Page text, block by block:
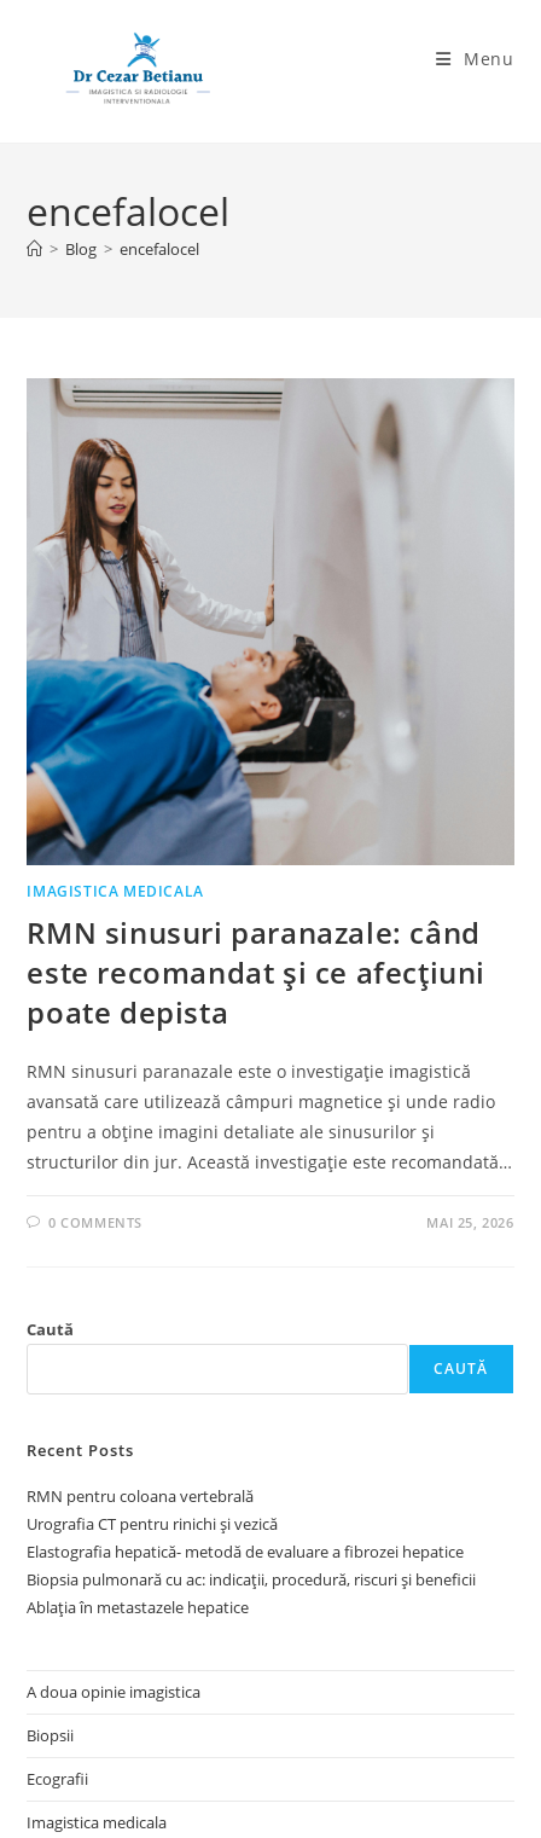
Menu
encefalocel
> Blog > encefalocel
IMAGISTICA MEDICALA
RMN sinusuri paranazale: când
este recomandat și ce afecțiuni
poate depista
RMN sinusuri paranazale este o investigație imagistică
avansată care utilizează câmpuri magnetice și unde radio
pentru a obține imagini detaliate ale sinusurilor și
structurilor din jur. Această investigație este recomandată…
0 COMMENTS MAI 25, 2026
Caută
CAUTĂ
Recent Posts
RMN pentru coloana vertebrală
Urografia CT pentru rinichi și vezică
Elastografia hepatică- metodă de evaluare a fibrozei hepatice
Biopsia pulmonară cu ac: indicații, procedură, riscuri și beneficii
Ablația în metastazele hepatice
A doua opinie imagistica
Biopsii
Ecografii
Imagistica medicala